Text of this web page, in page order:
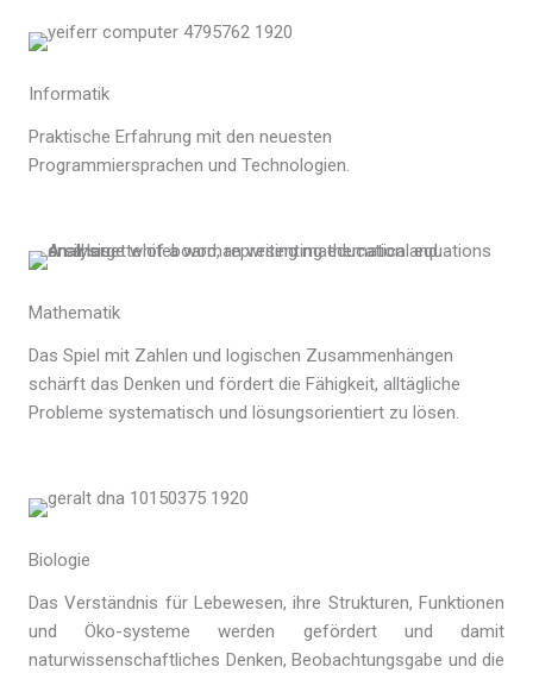
Informatik
Praktische Erfahrung mit den neuesten
Programmiersprachen und Technologien.
Mathematik
Das Spiel mit Zahlen und logischen Zusammenhängen
schärft das Denken und fördert die Fähigkeit, alltägliche
Probleme systematisch und lösungsorientiert zu lösen.
Biologie
Das Verständnis für Lebewesen, ihre Strukturen, Funktionen
und Öko-systeme werden gefördert und damit
naturwissenschaftliches Denken, Beobachtungsgabe und die